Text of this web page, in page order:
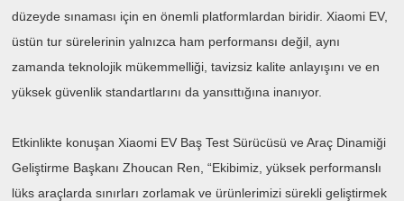
düzeyde sınaması için en önemli platformlardan biridir. Xiaomi EV,
üstün tur sürelerinin yalnızca ham performansı değil, aynı
zamanda teknolojik mükemmelliği, tavizsiz kalite anlayışını ve en
yüksek güvenlik standartlarını da yansıttığına inanıyor.
Etkinlikte konuşan Xiaomi EV Baş Test Sürücüsü ve Araç Dinamiği
Geliştirme Başkanı Zhoucan Ren, “Ekibimiz, yüksek performanslı
lüks araçlarda sınırları zorlamak ve ürünlerimizi sürekli geliştirmek